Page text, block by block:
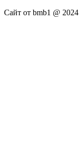
Сайт от bmb1 @ 2024